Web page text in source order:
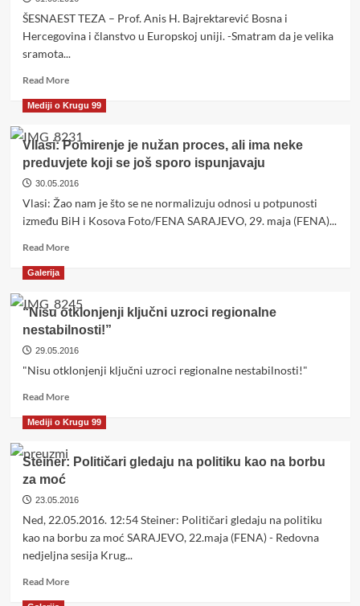
ŠESNAEST TEZA – Prof. Anis H. Bajrektarević Bosna i
Hercegovina i članstvo u Europskoj uniji. -Smatram da je velika
sramota...
Read MoreRead
about
teza
Bajrektarevića
o
imperijalizmu
i
Mediji o Krugu 99
Vllasi: Pomirenje je nužan proces, ali ima neke
preduvjete koji se još sporo ispunjavaju
30.05.2016
Vlasi: Žao nam je što se ne normalizuju odnosi u potpunosti
između BiH i Kosova Foto/FENA SARAJEVO, 29. maja (FENA)...
Read MoreRead
Pomirenje
nužan
proces,
ali
neke
preduvjete
koji
još
Galerija
“Nisu otklonjenji ključni uzroci regionalne
nestabilnosti!”
29.05.2016
"Nisu otklonjenji ključni uzroci regionalne nestabilnosti!"
Read MoreRead
about
otklonjenji
regionalne
nestabilnosti!”
Mediji o Krugu 99
Steiner: Političari gledaju na politiku kao na borbu
za moć
23.05.2016
Ned, 22.05.2016. 12:54 Steiner: Političari gledaju na politiku
kao na borbu za moć SARAJEVO, 22.maja (FENA) - Redovna
nedjeljna sesija Krug...
Read MoreRead